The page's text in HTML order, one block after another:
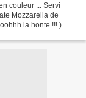
couleur ... Servi
Mozzarella de
la honte !!! )